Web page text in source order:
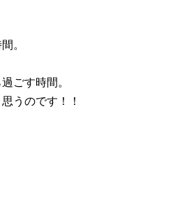
。
ごす時間。
うのです！！